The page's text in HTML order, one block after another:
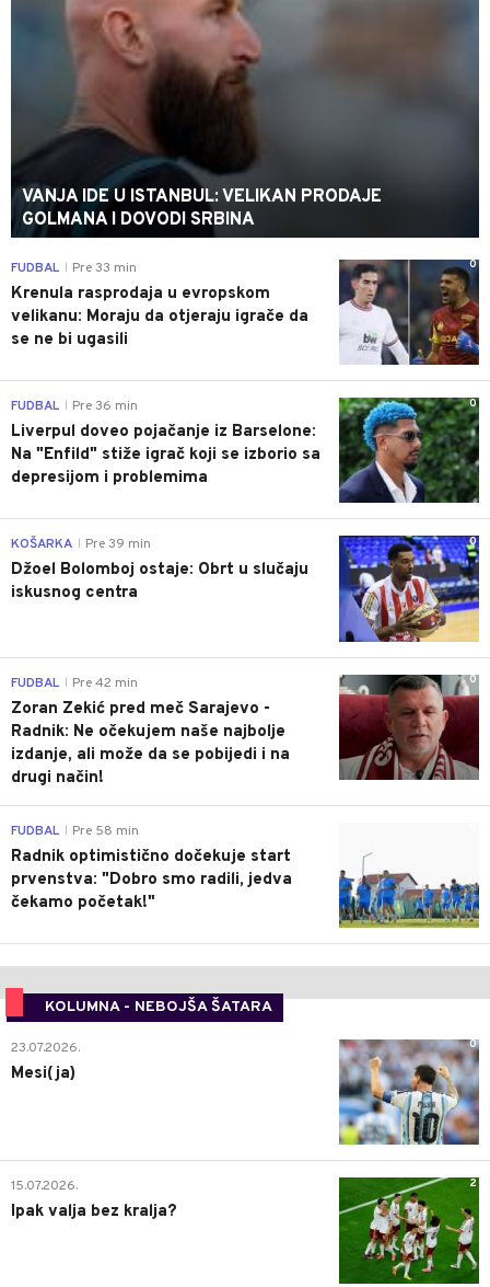
VANJA IDE U ISTANBUL: VELIKAN PRODAJE
GOLMANA I DOVODI SRBINA
0
FUDBAL Pre 33 min
Krenula rasprodaja u evropskom
velikanu: Moraju da otjeraju igrače da
se ne bi ugasili
0
FUDBAL Pre 36 min
Liverpul doveo pojačanje iz Barselone:
Na "Enfild" stiže igrač koji se izborio sa
depresijom i problemima
0
KOŠARKA Pre 39 min
Džoel Bolomboj ostaje: Obrt u slučaju
iskusnog centra
0
FUDBAL Pre 42 min
Zoran Zekić pred meč Sarajevo -
Radnik: Ne očekujem naše najbolje
izdanje, ali može da se pobijedi i na
drugi način!
FUDBAL Pre 58 min
Radnik optimistično dočekuje start
prvenstva: "Dobro smo radili, jedva
čekamo početak!"
KOLUMNA - NEBOJŠA ŠATARA
0
23.07.2026.
Mesi(ja)
2
15.07.2026.
Ipak valja bez kralja?